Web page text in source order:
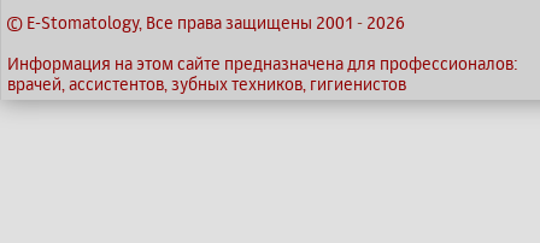
© E-Stomatology, Все права защищены 2001 - 2026
Информация на этом сайте предназначена для профессионалов:
врачей, ассистентов, зубных техников, гигиенистов